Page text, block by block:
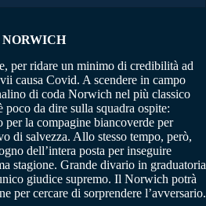
per ridare un minimo di credibilità ad
causa Covid. A scendere in campo
di coda Norwich nel più classico
poco da dire sulla squadra ospite:
per la compagine biancoverde per
di salvezza. Allo stesso tempo, però,
dell’intera posta per inseguire
stagione. Grande divario in graduatoria
giudice supremo. Il Norwich potrà
per cercare di sorprendere l’avversario.